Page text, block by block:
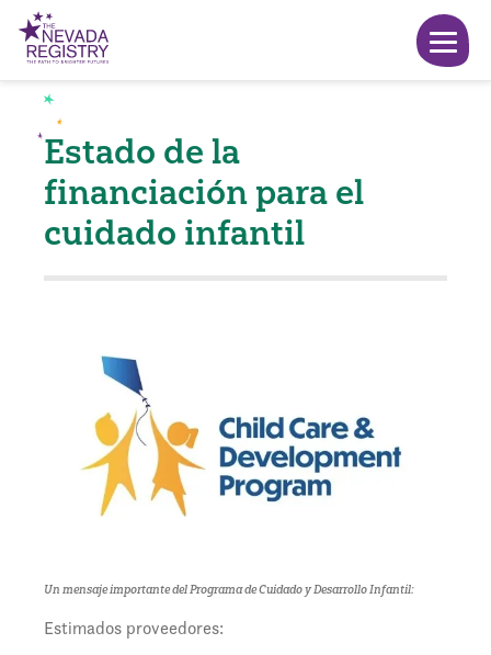
Estado de la
financiación para el
cuidado infantil
Un mensaje importante del Programa de Cuidado y Desarrollo Infantil:
Estimados proveedores: